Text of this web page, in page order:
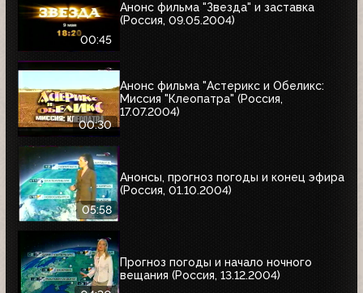
00:45
Анонс фильма "Звезда" и заставка
(Россия, 09.05.2004)
00:30
Анонс фильма "Астерикс и Обеликс:
Миссия "Клеопатра" (Россия,
17.07.2004)
05:58
Анонсы, прогноз погоды и конец эфира
(Россия, 01.10.2004)
Прогноз погоды и начало ночного
вещания (Россия, 13.12.2004)